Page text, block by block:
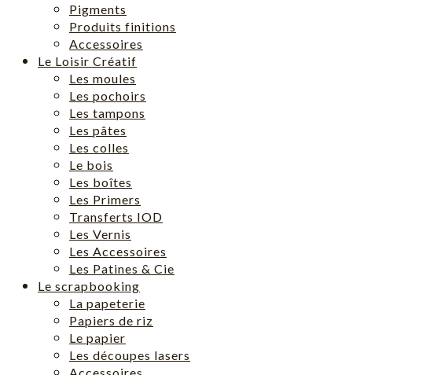
Pigments
Produits finitions
Accessoires
Le Loisir Créatif
Les moules
Les pochoirs
Les tampons
Les pâtes
Les colles
Le bois
Les boîtes
Les Primers
Transferts IOD
Les Vernis
Les Accessoires
Les Patines & Cie
Le scrapbooking
La papeterie
Papiers de riz
Le papier
Les découpes lasers